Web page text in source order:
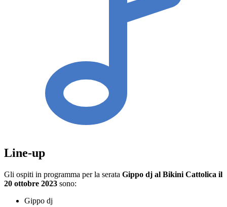
Line-up
Gli ospiti in programma per la serata Gippo dj al Bikini Cattolica il
20 ottobre 2023 sono:
Gippo dj